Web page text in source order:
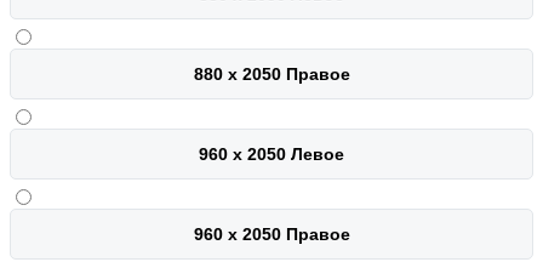
880 х 2050 Правое
960 х 2050 Левое
960 х 2050 Правое